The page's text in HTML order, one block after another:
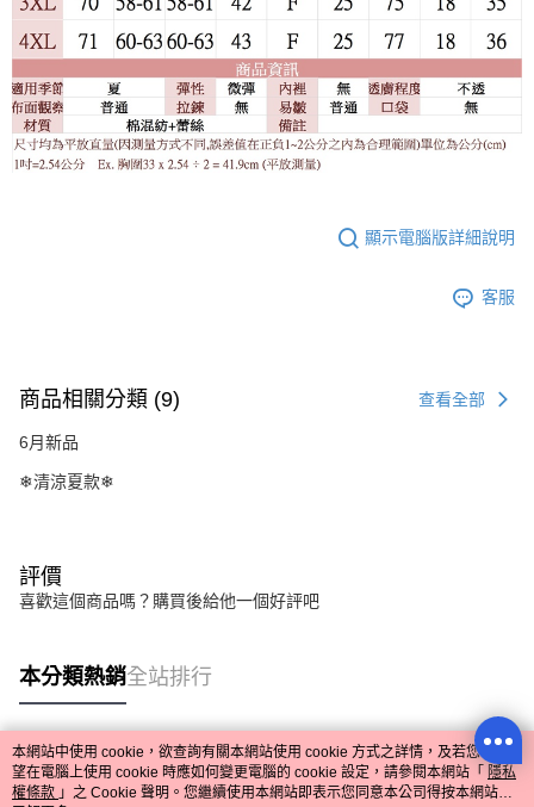
顯示電腦版詳細說明
客服
商品相關分類 (9) 查看全部
6月新品
❄清涼夏款❄
評價
喜歡這個商品嗎？購買後給他一個好評吧
本分類熱銷全站排行
熱門標籤
本網站中使用 cookie，欲查詢有關本網站使用 cookie 方式之詳情，及若您不希
望在電腦上使用 cookie 時應如何變更電腦的 cookie 設定，請參閱本網站「 隱私
權條款 」之 Cookie 聲明。您繼續使用本網站即表示您同意本公司得按本網站使